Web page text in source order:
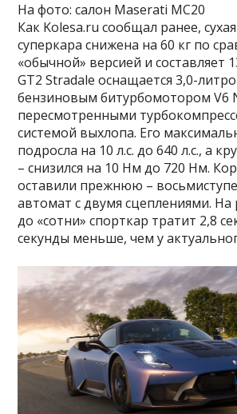
На фото: салон Maserati MC20
Как Kolesa.ru сообщал ранее,
суперкара снижена на 60 кг по
«обычной» версией и составляет
GT2 Stradale оснащается 3,0-
бензиновым битурбомотором V6
пересмотренными
системой выхлопа. Его
подросла на 10 л.с. до 640 л.с., а
– снизился на 10 Нм до 720 Нм.
оставили прежнюю –
автомат с двумя сцеплениями. На
до «сотни» спорткар тратит 2,8
секунды меньше, чем у